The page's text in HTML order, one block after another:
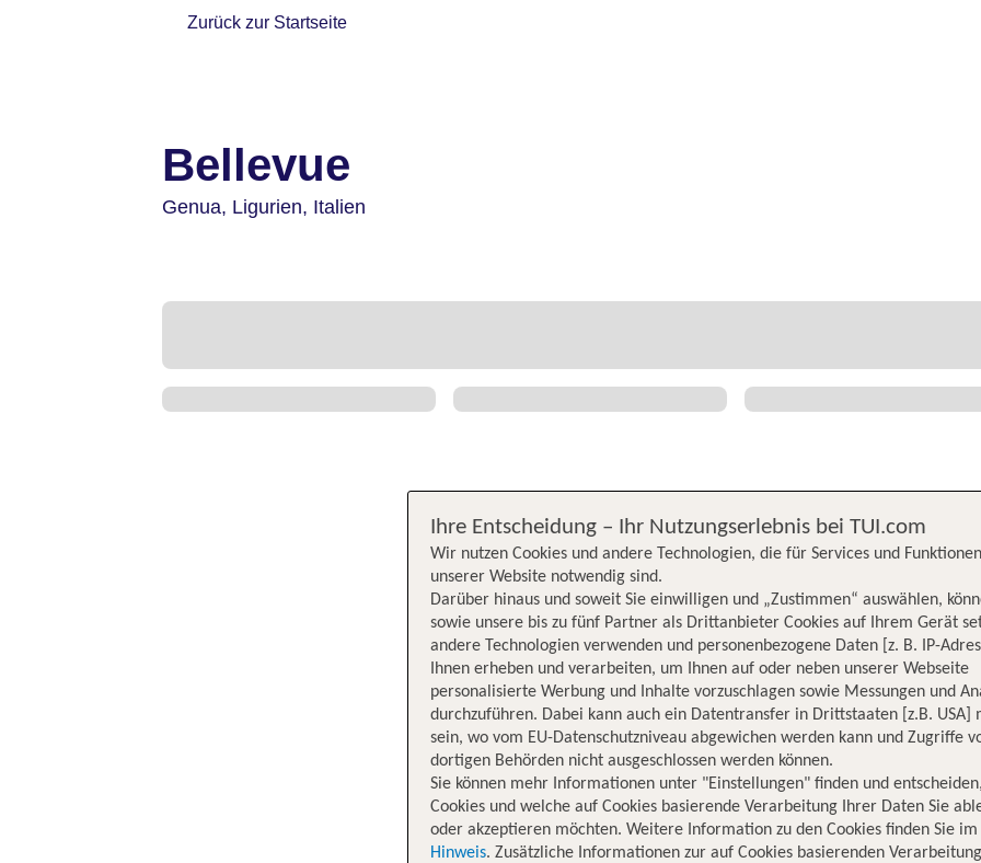
Zurück zur Startseite
Bellevue
Genua, Ligurien, Italien
Ihre Entscheidung – Ihr Nutzungserlebnis bei TUI.com
Wir nutzen Cookies und andere Technologien, die für Services und
unserer Website notwendig sind.
Darüber hinaus und soweit Sie einwilligen und „Zustimmen“ auswählen,
sowie unsere bis zu fünf Partner als Drittanbieter Cookies auf Ihrem Gerät
andere Technologien verwenden und personenbezogene Daten [z. B. IP-
Ihnen erheben und verarbeiten, um Ihnen auf oder neben unserer Webseite
personalisierte Werbung und Inhalte vorzuschlagen sowie Messungen und
durchzuführen. Dabei kann auch ein Datentransfer in Drittstaaten [z.B. USA]
sein, wo vom EU-Datenschutzniveau abgewichen werden kann und Zugriffe
dortigen Behörden nicht ausgeschlossen werden können.
Sie können mehr Informationen unter "Einstellungen" finden und
Cookies und welche auf Cookies basierende Verarbeitung Ihrer Daten Sie
oder akzeptieren möchten. Weitere Information zu den Cookies finden Sie im
Hinweis. Zusätzliche Informationen zur auf Cookies basierenden